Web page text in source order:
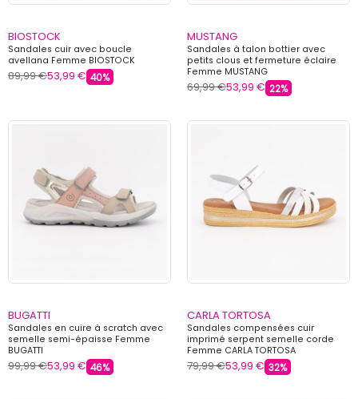
BIOSTOCK
Sandales cuir avec boucle
avellana Femme BIOSTOCK
89,99 €53,99 € 40%
MUSTANG
Sandales à talon bottier avec
petits clous et fermeture éclaire
Femme MUSTANG
69,99 €53,99 € 22%
BUGATTI
Sandales en cuire à scratch avec
semelle semi-épaisse Femme
BUGATTI
99,99 €53,99 € 46%
CARLA TORTOSA
Sandales compensées cuir
imprimé serpent semelle corde
Femme CARLA TORTOSA
79,99 €53,99 € 32%